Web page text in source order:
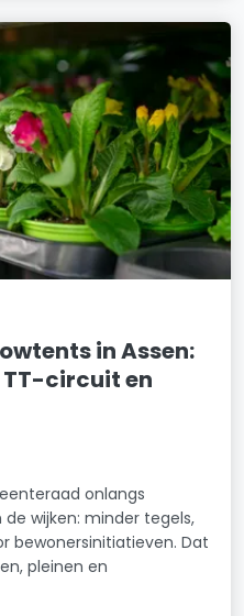
in Assen:
TT-circuit en
onlangs
wijken: minder tegels,
bewonersinitiatieven. Dat
pleinen en